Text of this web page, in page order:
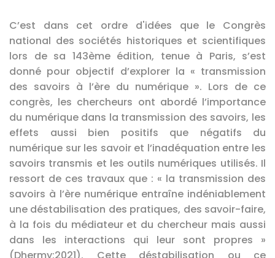
C’est dans cet ordre d'idées que le Congrès
national des sociétés historiques et scientifiques
lors de sa 143ème édition, tenue à Paris, s’est
donné pour objectif d’explorer la « transmission
des savoirs à l’ère du numérique ». Lors de ce
congrès, les chercheurs ont abordé l’importance
du numérique dans la transmission des savoirs, les
effets aussi bien positifs que négatifs du
numérique sur les savoir et l’inadéquation entre les
savoirs transmis et les outils numériques utilisés. Il
ressort de ces travaux que : « la transmission des
savoirs à l’ère numérique entraîne indéniablement
une déstabilisation des pratiques, des savoir-faire,
à la fois du médiateur et du chercheur mais aussi
dans les interactions qui leur sont propres »